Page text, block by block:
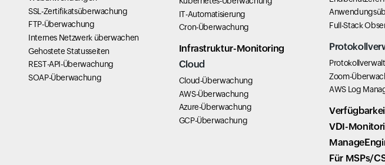
SSL-Zertifikatsüberwachung
FTP-Überwachung
Internes Netzwerk überwachen
Gehostete Statusseiten
REST-API-Überwachung
SOAP-Überwachung
IT-Automatisierung
Cron-Überwachung
Infrastruktur-Monitoring
Cloud
Cloud-Überwachung
AWS-Überwachung
Azure-Überwachung
GCP-Überwachung
Full-Stack
Zoom-
AWS Log
VDI-
Für MSPs/